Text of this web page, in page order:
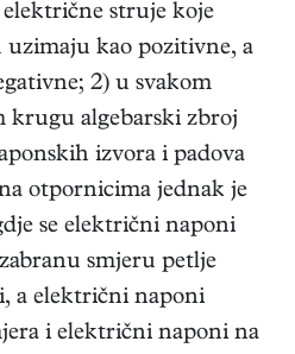
električne struje koje
kao pozitivne, a
2) u svakom
krugu algebarski zbroj
izvora i padova
otpornicima jednak je
se električni naponi
smjeru petlje
a električni naponi
i električni naponi na